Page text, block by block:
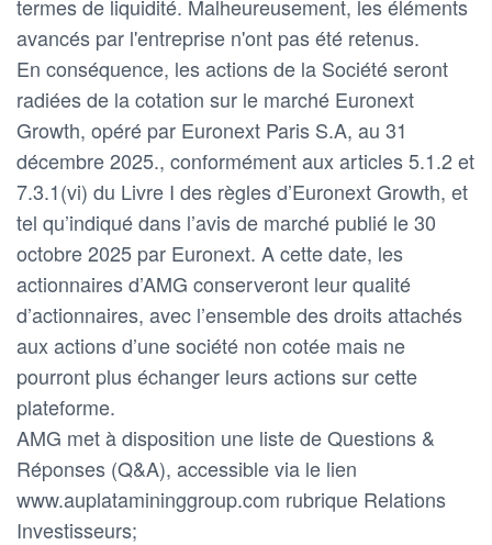
termes de liquidité. Malheureusement, les éléments
avancés par l'entreprise n'ont pas été retenus.
En conséquence, les actions de la Société seront
radiées de la cotation sur le marché Euronext
Growth, opéré par Euronext Paris S.A, au 31
décembre 2025., conformément aux articles 5.1.2 et
7.3.1(vi) du Livre I des règles d’Euronext Growth, et
tel qu’indiqué dans l’avis de marché publié le 30
octobre 2025 par Euronext. A cette date, les
actionnaires d’AMG conserveront leur qualité
d’actionnaires, avec l’ensemble des droits attachés
aux actions d’une société non cotée mais ne
pourront plus échanger leurs actions sur cette
plateforme.
AMG met à disposition une liste de Questions &
Réponses (Q&A), accessible via le lien
www.auplatamininggroup.com rubrique Relations
Investisseurs;